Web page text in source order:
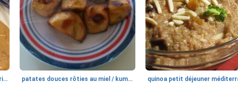
paprika huhn (poulet à la sauce paprika). patates douces rôties au miel / kumara quinoa petit déjeuner